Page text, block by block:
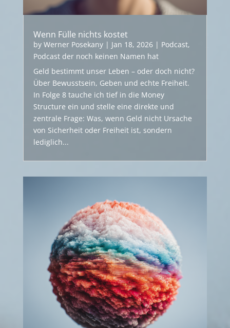
Wenn Fülle nichts kostet
by Werner Posekany| Jan 18, 2026| Podcast,
Podcast der noch keinen Namen hat
Geld bestimmt unser Leben – oder doch nicht?
Über Bewusstsein, Geben und echte Freiheit.
In Folge 8 tauche ich tief in die Money
Structure ein und stelle eine direkte und
zentrale Frage: Was, wenn Geld nicht Ursache
von Sicherheit oder Freiheit ist, sondern
lediglich...